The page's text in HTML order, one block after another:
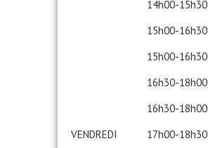
14h00-15h30
15h00-16h30
15h00-16h30
16h30-18h00
16h30-18h00
VENDREDI
17h00-18h30